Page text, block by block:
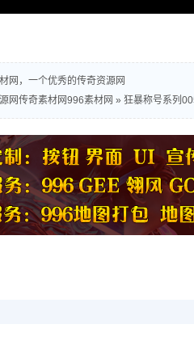
网，一个优秀的传奇资源网
网传奇素材网996素材网 » 狂暴称号系列